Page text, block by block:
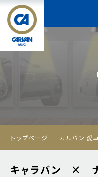
トップページ カルバン 愛
キャラバン ×